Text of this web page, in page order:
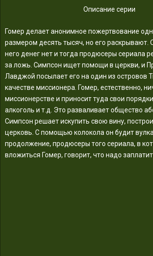
Описание серии
Гомер делает анонимное пожертвование
размером десять тысяч, но его раскрывают.
него денег нет и тогда продюсеры сериала
за ложь. Симпсон ищет помощи в церкви, и
Лавджой посылает его на один из островов
качестве миссионера. Гомер, естественно,
миссионерстве и приносит туда свои
алкоголь и т.д. Это разваливает общество
Симпсон решает искупить свою вину,
церковь. С помощью колокола он будит
продолжение, продюсеры того сериала, в
вложиться Гомер, говорит, что надо